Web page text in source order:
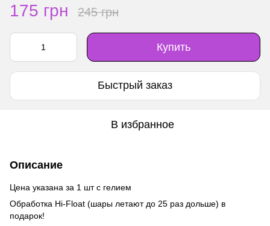
175 грн 245 грн
Купить
Быстрый заказ
В избранное
Описание
Цена указана за 1 шт с гелием
Обработка Hi-Float (шары летают до 25 раз дольше) в
подарок!